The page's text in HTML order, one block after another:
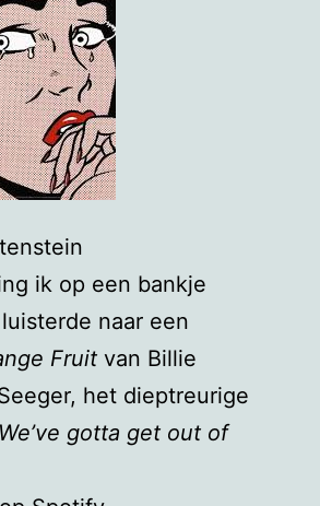
ik op een bankje
naar een
Fruit van Billie
het dieptreurige
We’ve gotta get out of